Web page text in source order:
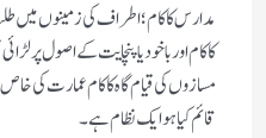
مدارس کا کام؛ اطراف کی زمینوں میں
کا کام اور باخود یا پنچایت کے اصول پر
مسازوں کی قیام گاہ کا کام عمارت کی
قائم کیا ہو ایک نظام ہے۔